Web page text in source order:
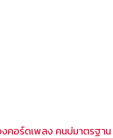
คอร์ดเพลง คนบ่มาตรฐาน